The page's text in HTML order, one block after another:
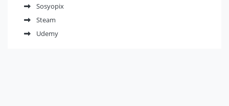
Sosyopix
Steam
Udemy